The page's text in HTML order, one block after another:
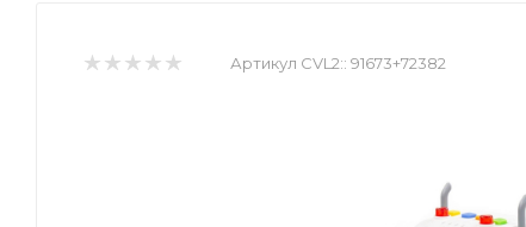
Артикул CVL2:: 91673+72382